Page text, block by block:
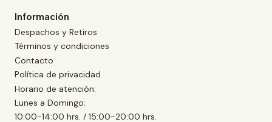
Información
Despachos y Retiros
Términos y condiciones
Contacto
Política de privacidad
Horario de atención:
Lunes a Domingo:
10:00-14:00 hrs. / 15:00-20:00 hrs.